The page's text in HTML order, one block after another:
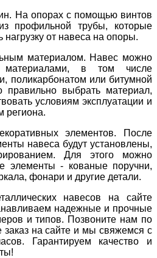
На опорах с помощью винтов
профильной трубы, которые
нагрузку от навеса на опоры.
материалом. Навес можно
материалами, в том числе
поликарбонатом или битумной
правильно выбрать материал,
условиям эксплуатации и
региона.
элементов. После
навеса будут установлены,
Для этого можно
элементы - кованые поручни,
фонари и другие детали.
навесов на сайте
надежные и прочные
и типов. Позвоните нам по
на сайте и мы свяжемся с
Гарантируем качество и